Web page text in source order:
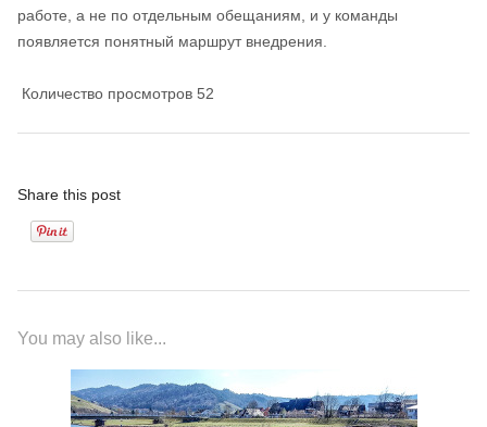
работе, а не по отдельным обещаниям, и у команды
появляется понятный маршрут внедрения.
Количество просмотров 52
Share this post
You may also like...